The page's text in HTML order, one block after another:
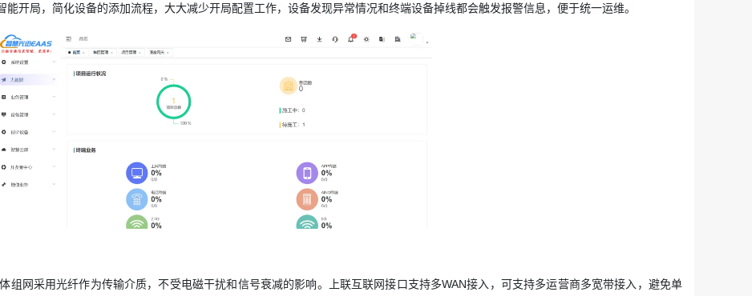
开局，简化设备的添加流程，大大减少开局配置工作，设备发现异常情况和终端设备掉线都会触发报警信息，便于统一运维。
网采用光纤作为传输介质，不受电磁干扰和信号衰减的影响。上联互联网接口支持多WAN接入，可支持多运营商多宽带接入，避免单